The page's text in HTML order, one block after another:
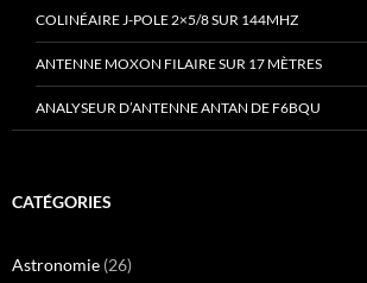
COLINÉAIRE J-POLE 2×5/8 SUR 144MHZ
ANTENNE MOXON FILAIRE SUR 17 MÈTRES
ANALYSEUR D’ANTENNE ANTAN DE F6BQU
CATÉGORIES
Astronomie (26)